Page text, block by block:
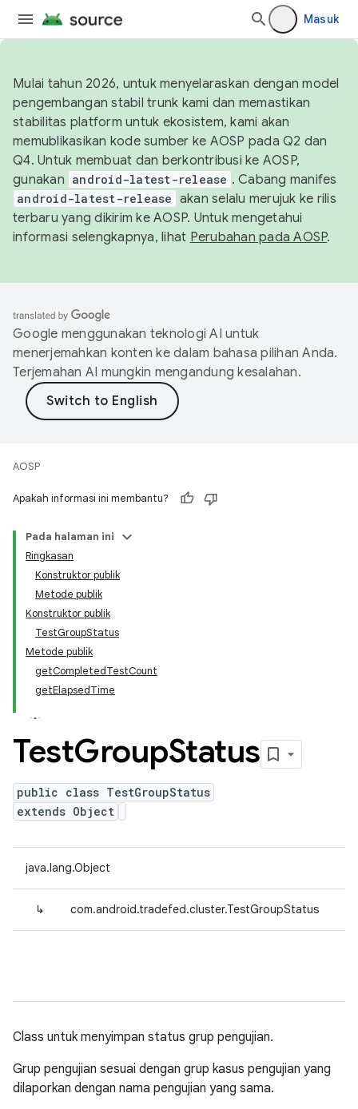
Masuk
Mulai tahun 2026, untuk menyelaraskan dengan model
pengembangan stabil trunk kami dan memastikan
stabilitas platform untuk ekosistem, kami akan
memublikasikan kode sumber ke AOSP pada Q2 dan
Q4. Untuk membuat dan berkontribusi ke AOSP,
gunakan android-latest-release . Cabang manifes
android-latest-release akan selalu merujuk ke rilis
terbaru yang dikirim ke AOSP. Untuk mengetahui
informasi selengkapnya, lihat Perubahan pada AOSP.
Google menggunakan teknologi AI untuk
menerjemahkan konten ke dalam bahasa pilihan Anda.
Terjemahan AI mungkin mengandung kesalahan.
AOSP
Apakah informasi ini membantu?
Pada halaman ini
Ringkasan
Konstruktor publik
Metode publik
Konstruktor publik
TestGroupStatus
Metode publik
getCompletedTestCount
getElapsedTime
TestGroupStatus
public class TestGroupStatus
extends Object
java.lang.Object
↳ com.android.tradefed.cluster.TestGroupStatus
Class untuk menyimpan status grup pengujian.
Grup pengujian sesuai dengan grup kasus pengujian yang
dilaporkan dengan nama pengujian yang sama.